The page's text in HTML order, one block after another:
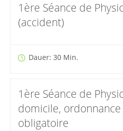
1ère Séance de
(accident)
Dauer: 30 Min.
1ère Séance de
domicile,
obligatoire